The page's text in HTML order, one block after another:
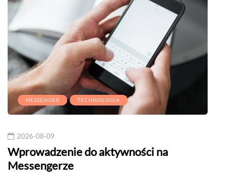
MESSENGER TECHNOLOGIA
2026-08-09
Wprowadzenie do aktywności na
Messengerze